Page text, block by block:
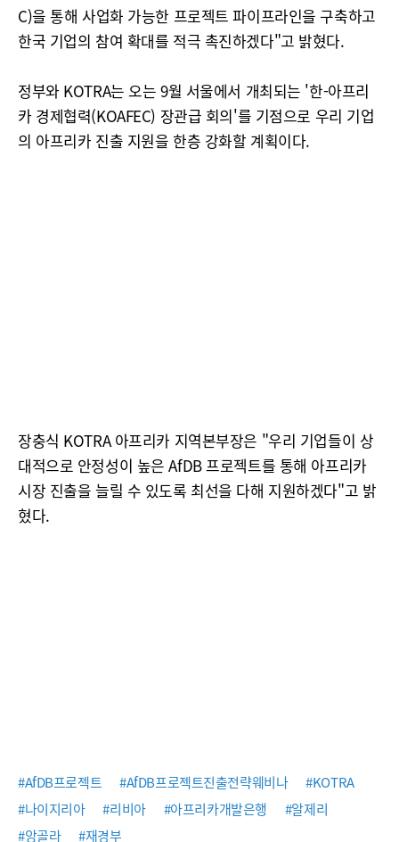
C)을 통해 사업화 가능한 프로젝트 파이프라인을 구축하고
한국 기업의 참여 확대를 적극 촉진하겠다"고 밝혔다.
정부와 KOTRA는 오는 9월 서울에서 개최되는 '한-아프리
카 경제협력(KOAFEC) 장관급 회의'를 기점으로 우리 기업
의 아프리카 진출 지원을 한층 강화할 계획이다.
장충식 KOTRA 아프리카 지역본부장은 "우리 기업들이 상
대적으로 안정성이 높은 AfDB 프로젝트를 통해 아프리카
시장 진출을 늘릴 수 있도록 최선을 다해 지원하겠다"고 밝
혔다.
#AfDB프로젝트 #AfDB프로젝트진출전략웨비나
#KOTRA
#나이지리아
#리비아 #아프리카개발은행
#알제리
#앙골라
#재경부